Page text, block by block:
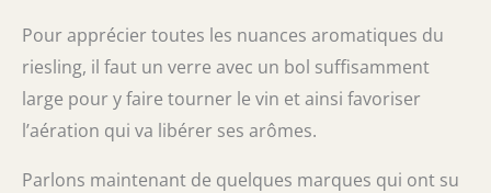
Pour apprécier toutes les nuances aromatiques du
riesling, il faut un verre avec un bol suffisamment
large pour y faire tourner le vin et ainsi favoriser
l’aération qui va libérer ses arômes.
Parlons maintenant de quelques marques qui ont su